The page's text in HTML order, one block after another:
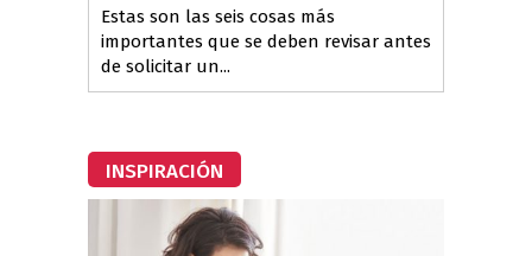
Estas son las seis cosas más
importantes que se deben revisar antes
de solicitar un...
INSPIRACIÓN